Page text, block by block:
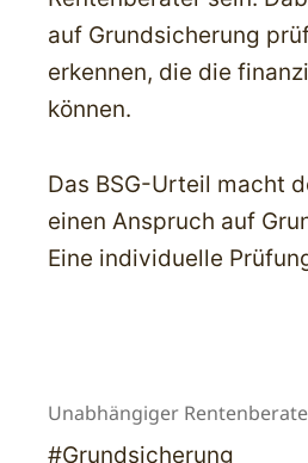
auf Grundsicherung
erkennen, die die
können.
Das BSG-Urteil macht
einen Anspruch auf
Eine individuelle
Unabhängiger
#Grundsicherung